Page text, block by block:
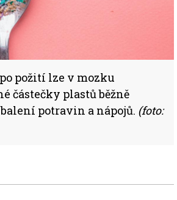
požití lze v mozku
částečky plastů běžně
potravin a nápojů. (foto: